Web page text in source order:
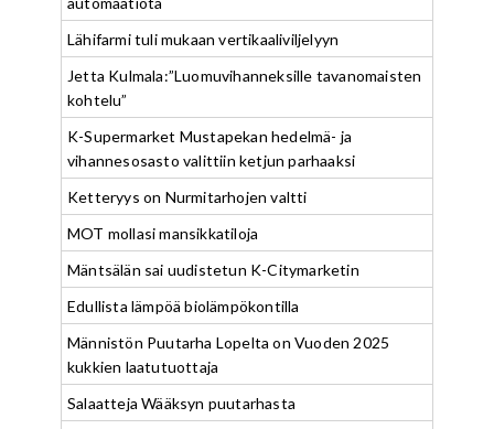
Lähifarmi tuli mukaan vertikaaliviljelyyn
Jetta Kulmala:”Luomuvihanneksille tavanomaisten
kohtelu”
K-Supermarket Mustapekan hedelmä- ja
vihannesosasto valittiin ketjun parhaaksi
Ketteryys on Nurmitarhojen valtti
MOT mollasi mansikkatiloja
Mäntsälän sai uudistetun K-Citymarketin
Edullista lämpöä biolämpökontilla
Männistön Puutarha Lopelta on Vuoden 2025
kukkien laatutuottaja
Salaatteja Wääksyn puutarhasta